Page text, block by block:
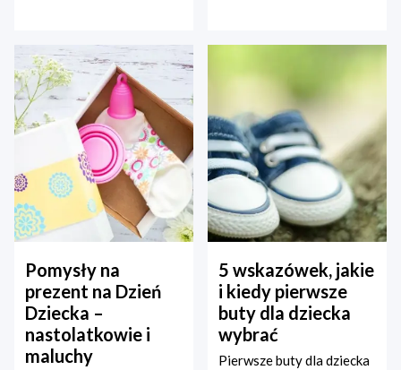
Pomysły na
prezent na Dzień
Dziecka –
nastolatkowie i
maluchy
5 wskazówek, jakie
i kiedy pierwsze
buty dla dziecka
wybrać
Pierwsze buty dla dziecka